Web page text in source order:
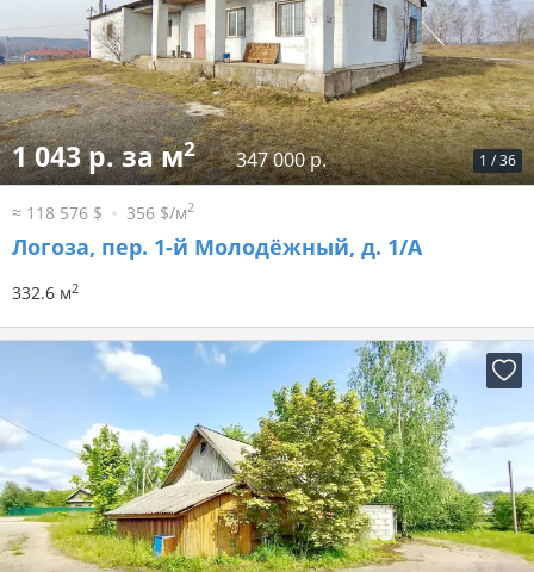
1 /36
1 043 р. за м2 347 000 р.
≈ 118 576 $ 356 $/м2
Логоза, пер. 1-й Молодёжный, д. 1/А
332.6 м2